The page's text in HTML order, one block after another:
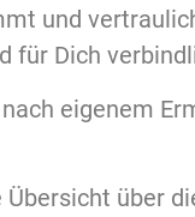
und
für Dich
eigenem
über